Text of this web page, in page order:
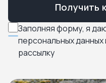
Заполняя форму, я
персональных
рассылку
Получить